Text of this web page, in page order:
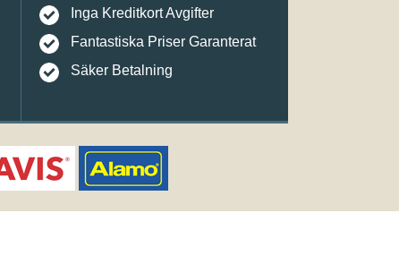
Inga Kreditkort Avgifter
Fantastiska Priser Garanterat
Säker Betalning